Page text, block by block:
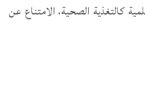
كالتغذية الصحية، الامتناع عن